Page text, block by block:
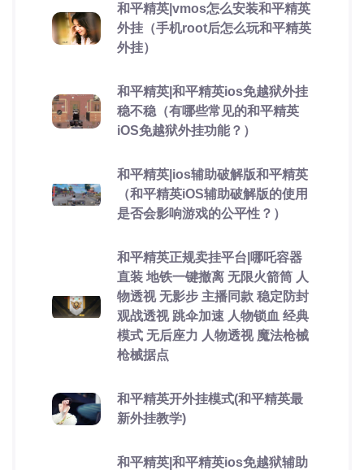
和平精英|vmos怎么安装和平精英
外挂（手机root后怎么玩和平精英
外挂）
和平精英|和平精英ios免越狱外挂
稳不稳（有哪些常见的和平精英
iOS免越狱外挂功能？）
和平精英|ios辅助破解版和平精英
（和平精英iOS辅助破解版的使用
是否会影响游戏的公平性？）
和平精英正规卖挂平台|哪吒容器
直装 地铁一键撤离 无限火箭筒 人
物透视 无影步 主播同款 稳定防封
观战透视 跳伞加速 人物锁血 经典
模式 无后座力 人物透视 魔法枪械
枪械据点
和平精英开外挂模式(和平精英最
新外挂教学)
和平精英|和平精英ios免越狱辅助